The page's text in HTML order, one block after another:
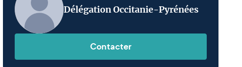
Délégation Occitanie-Pyrénées
Contacter